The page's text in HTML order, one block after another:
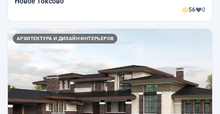
56 0
АРХИТЕКТУРА И ДИЗАЙН ИНТЕРЬЕРОВ